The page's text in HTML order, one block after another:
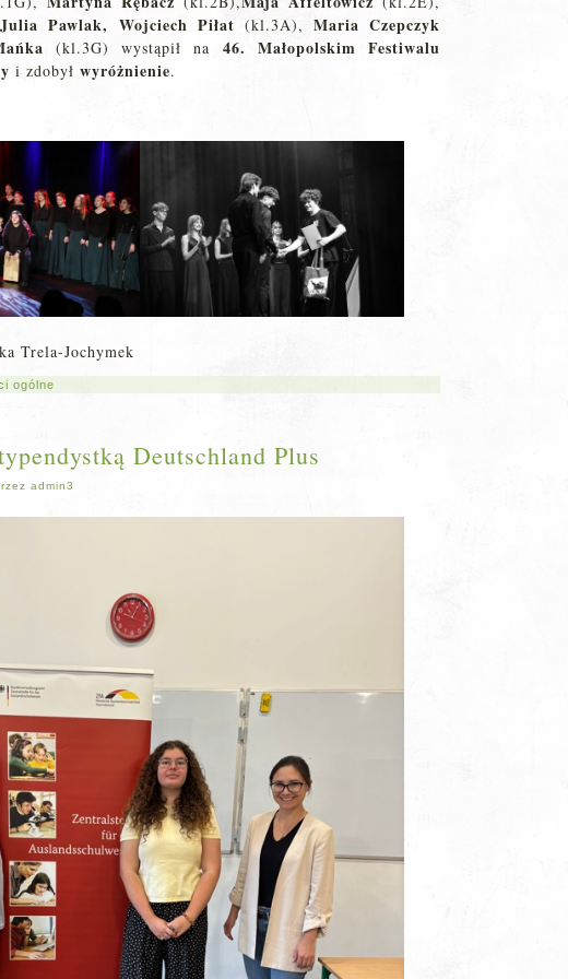
Pawlak, Wojciech Piłat (kl.3A), Maria Czepczyk
(kl.3G) wystąpił na 46. Małopolskim Festiwalu
i zdobył wyróżnienie.
Trela-Jochymek
ogólne
Deutschland Plus
admin3